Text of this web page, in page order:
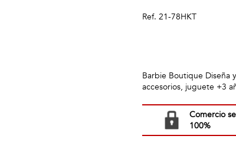
Ref. 21-78HKT
Barbie Boutique Diseña
accesorios, juguete +3
Comercio
100%